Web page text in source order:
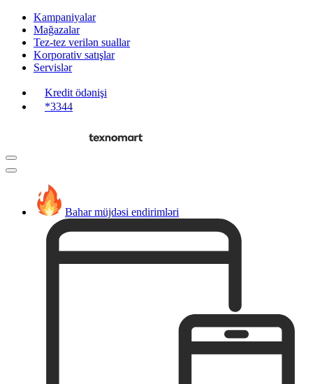
Kampaniyalar
Mağazalar
Tez-tez verilən suallar
Korporativ satışlar
Servislər
Kredit ödənişi
*3344
Bahar müjdəsi endirimləri